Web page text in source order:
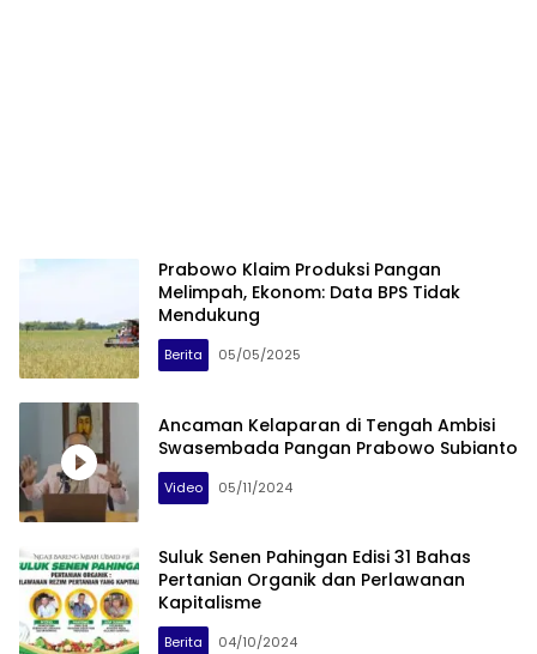
Prabowo Klaim Produksi Pangan
Melimpah, Ekonom: Data BPS Tidak
Mendukung
Berita 05/05/2025
Ancaman Kelaparan di Tengah Ambisi
Swasembada Pangan Prabowo Subianto
Video 05/11/2024
Suluk Senen Pahingan Edisi 31 Bahas
Pertanian Organik dan Perlawanan
Kapitalisme
Berita 04/10/2024